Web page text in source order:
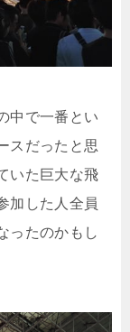
中で一番とい
スだったと思
いた巨大な飛
加した人全員
ったのかもし